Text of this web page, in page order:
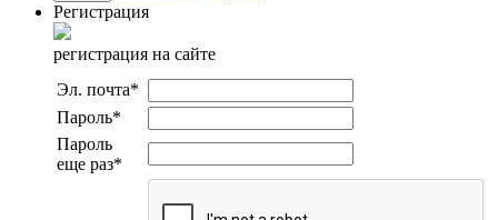
Регистрация
регистрация на сайте
Эл. почта*
Пароль*
Пароль
еще раз*